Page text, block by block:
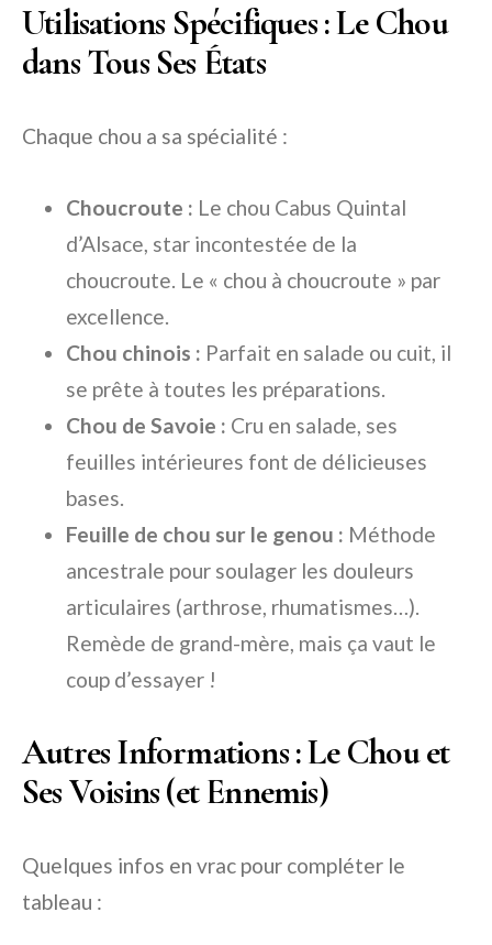
Utilisations Spécifiques : Le Chou
dans Tous Ses États
Chaque chou a sa spécialité :
Choucroute : Le chou Cabus Quintal
d’Alsace, star incontestée de la
choucroute. Le « chou à choucroute » par
excellence.
Chou chinois : Parfait en salade ou cuit, il
se prête à toutes les préparations.
Chou de Savoie : Cru en salade, ses
feuilles intérieures font de délicieuses
bases.
Feuille de chou sur le genou : Méthode
ancestrale pour soulager les douleurs
articulaires (arthrose, rhumatismes…).
Remède de grand-mère, mais ça vaut le
coup d’essayer !
Autres Informations : Le Chou et
Ses Voisins (et Ennemis)
Quelques infos en vrac pour compléter le
tableau :